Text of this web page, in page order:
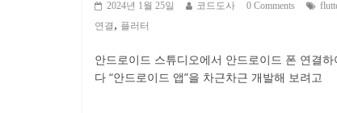
2024년 1월 25일 코드도사 0 Comments
연결 , 플러터
안드로이드 스튜디오에서 안드로이드 폰 연결
다 “안드로이드 앱”을 차근차근 개발해 보려고